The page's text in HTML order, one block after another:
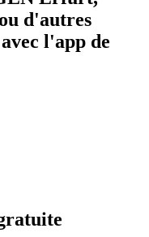
d'autres
l'app de